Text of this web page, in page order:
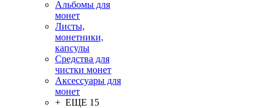
Альбомы для
монет
Листы,
монетники,
капсулы
Средства для
чистки монет
Аксессуары для
монет
+ ЕЩЕ 15